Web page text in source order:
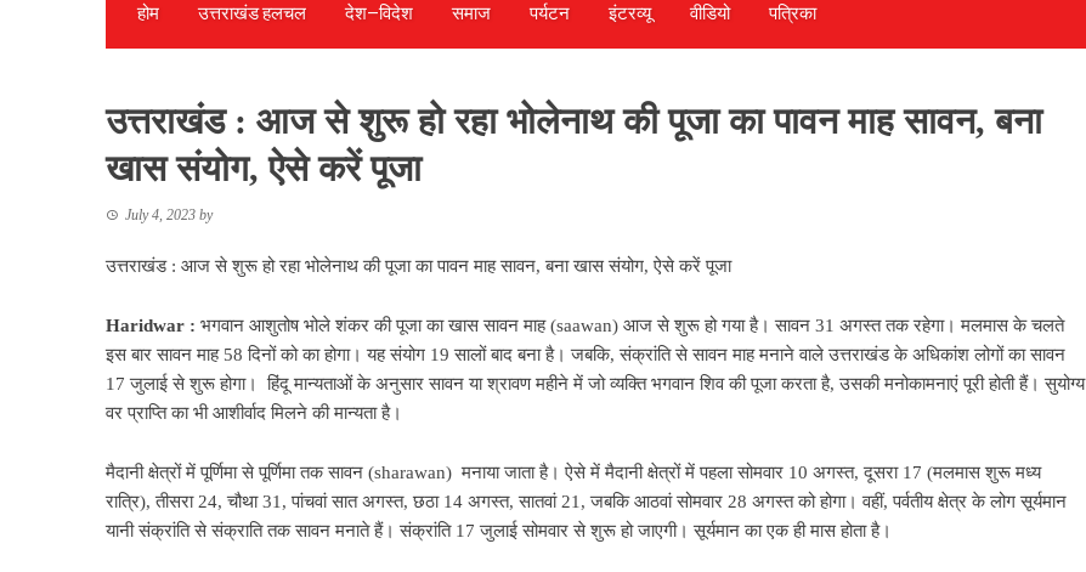
होम उत्तराखंड हलचल देश—विदेश समाज पर्यटन इंटरव्‍यू वीडियो पत्रिका
उत्तराखंड : आज से शुरू हो रहा भोलेनाथ की पूजा का पावन माह सावन, बना
खास संयोग, ऐसे करें पूजा
July 4, 2023 by
उत्तराखंड : आज से शुरू हो रहा भोलेनाथ की पूजा का पावन माह सावन, बना खास संयोग, ऐसे करें पूजा
Haridwar : भगवान आशुतोष भोले शंकर की पूजा का खास सावन माह (saawan) आज से शुरू हो गया है। सावन 31 अगस्त तक रहेगा। मलमास के चलते
इस बार सावन माह 58 दिनों को का होगा। यह संयोग 19 सालों बाद बना है। जबकि, संक्रांति से सावन माह मनाने वाले उत्तराखंड के अधिकांश लोगों का सावन
17 जुलाई से शुरू होगा। हिंदू मान्यताओं के अनुसार सावन या श्रावण महीने में जो व्यक्ति भगवान शिव की पूजा करता है, उसकी मनोकामनाएं पूरी होती हैं। सुयोग्य
वर प्राप्ति का भी आशीर्वाद मिलने की मान्यता है।
मैदानी क्षेत्रों में पूर्णिमा से पूर्णिमा तक सावन (sharawan) मनाया जाता है। ऐसे में मैदानी क्षेत्रों में पहला सोमवार 10 अगस्त, दूसरा 17 (मलमास शुरू मध्य
रात्रि), तीसरा 24, चौथा 31, पांचवां सात अगस्त, छठा 14 अगस्त, सातवां 21, जबकि आठवां सोमवार 28 अगस्त को होगा। वहीं, पर्वतीय क्षेत्र के लोग सूर्यमान
यानी संक्रांति से संक्राति तक सावन मनाते हैं। संक्रांति 17 जुलाई सोमवार से शुरू हो जाएगी। सूर्यमान का एक ही मास होता है।